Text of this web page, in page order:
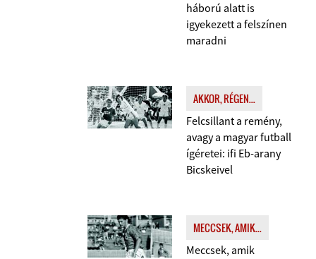
háború alatt is
igyekezett a felszínen
maradni
AKKOR, RÉGEN...
Felcsillant a remény,
avagy a magyar futball
ígéretei: ifi Eb-arany
Bicskeivel
MECCSEK, AMIK...
Meccsek, amik